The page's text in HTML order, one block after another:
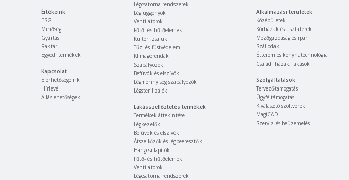
Értékeink
ESG
Minőség
Gyártás
Raktár
Egyedi termékek
Kapcsolat
Elérhetőségeink
Hírlevél
Álláslehetőségek
Légcsatorna rendszerek
Légfüggönyök
Ventilátorok
Fűtő- és hűtőelemek
Kültéri zsaluk
Tűz- és füstvédelem
Klímagerendák
Szabályozók
Befúvók és elszívók
Légmennyiség szabályozók
Légsterilizálók
Lakásszellőztetés termékek
Termékek áttekintése
Légkezelők
Befúvók és elszívók
Átszellőzők és légbeeresztők
Hangcsillapítók
Fűtő- és hűtőelemek
Ventilátorok
Légcsatorna rendszerek
Alkalmazási területek
Középületek
Kórházak és tisztaterek
Mezőgazdaság és ipar
Szállodák
Étterem és konyhatechnológia
Családi házak, lakások
Szolgáltatások
Tervezőtámogatás
Ügyféltámogatás
Kiválasztó szoftverek
MagiCAD
Szerviz és beüzemelés